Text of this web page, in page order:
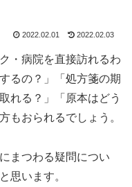
2022.02.01 2022.02.03
・病院を直接訪れるわ
るの？」「処方箋の期
れる？」「原本はどう
もおられるでしょう。
まつわる疑問につい
思います。